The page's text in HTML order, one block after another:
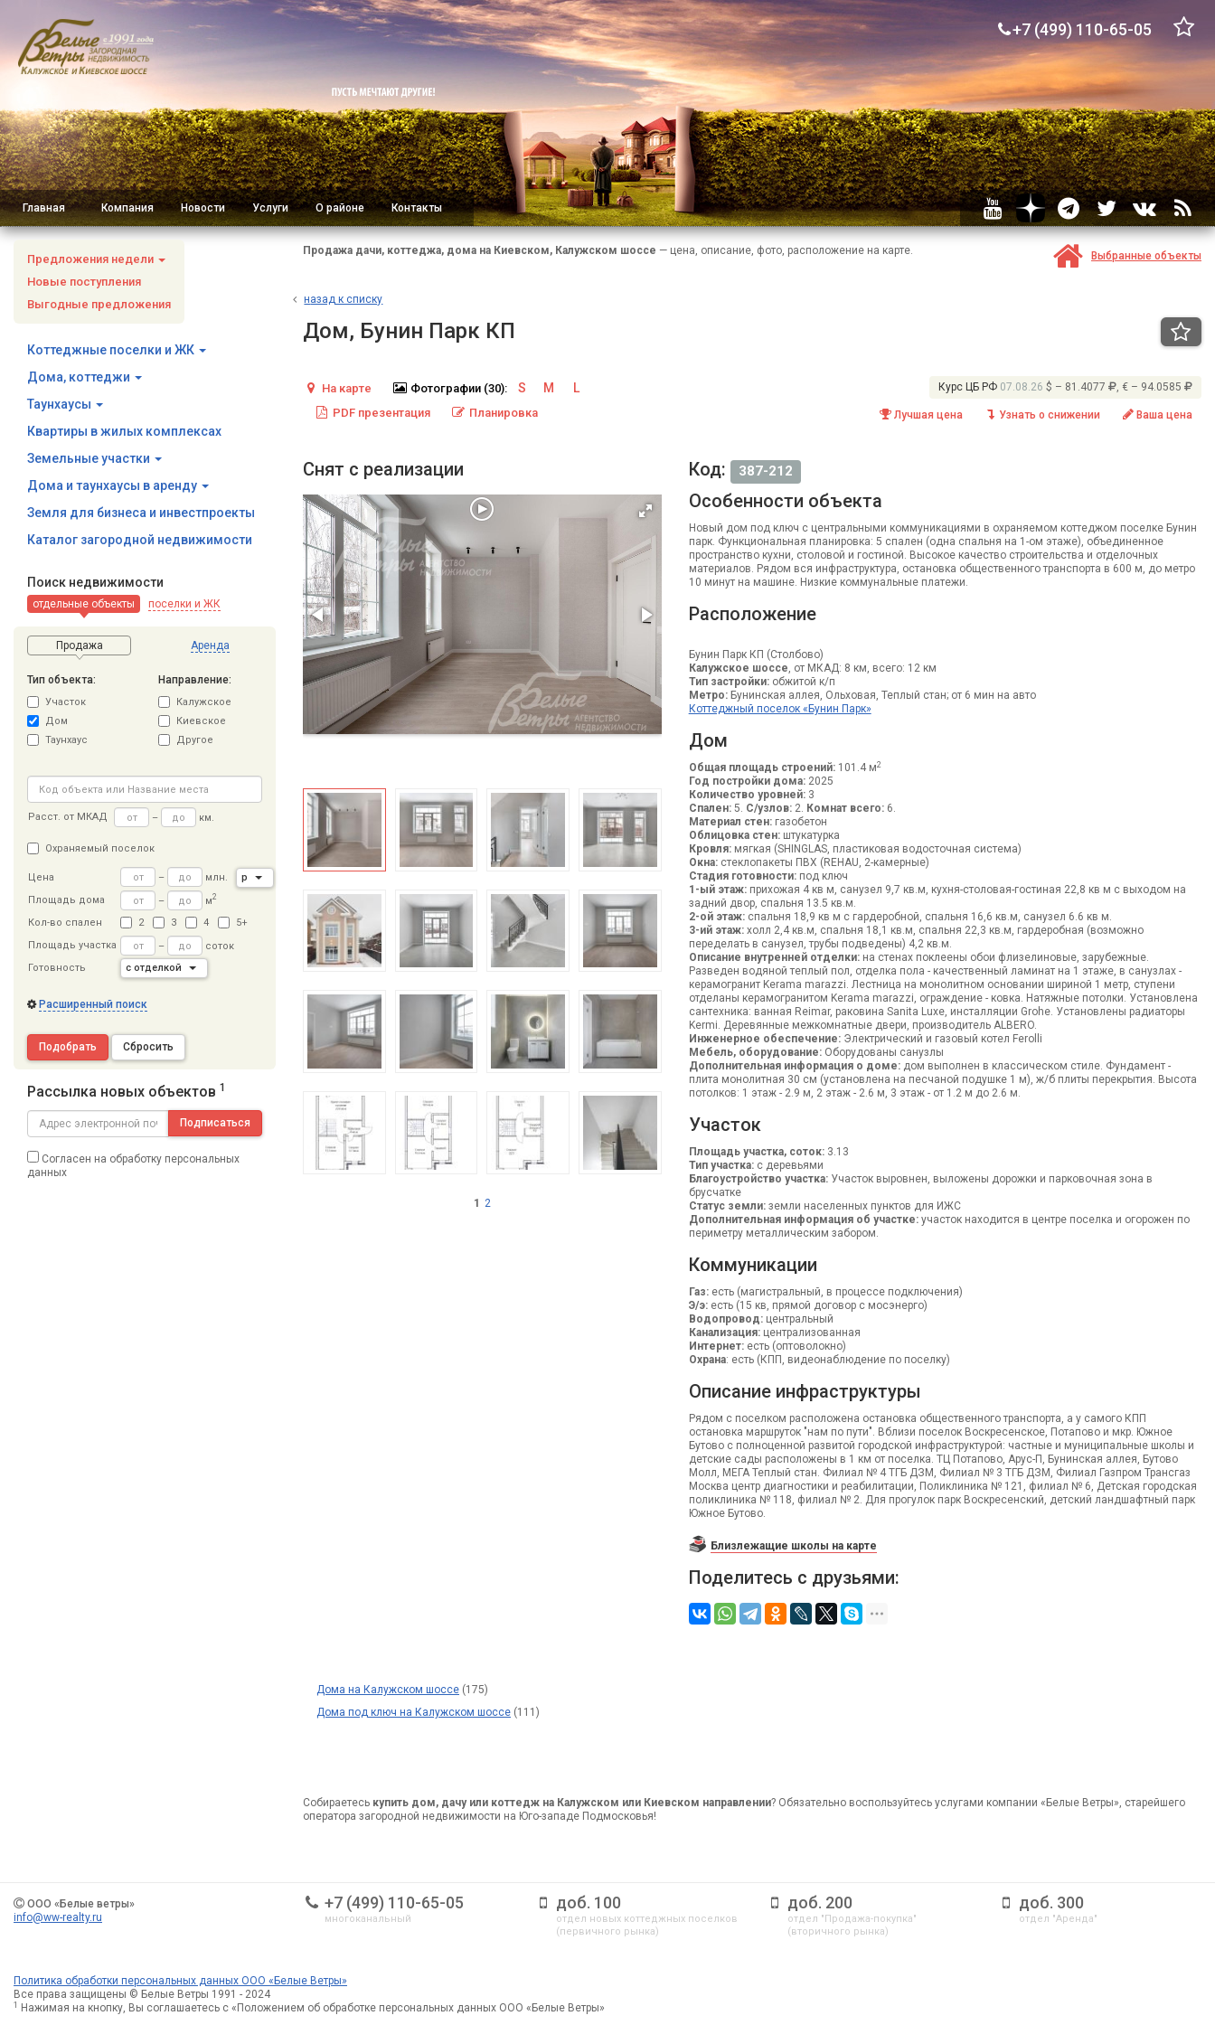
+7 (499) 110-65-05
Главная Компания Новости Услуги О районе Контакты
Предложения недели
Новые поступления
Выгодные предложения
Коттеджные поселки и ЖК
Дома, коттеджи
Таунхаусы
Квартиры в жилых комплексах
Земельные участки
Дома и таунхаусы в аренду
Земля для бизнеса и инвестпроекты
Каталог загородной недвижимости
Поиск недвижимости
отдельные объекты поселки и ЖК
Продажа Аренда
Тип объекта:
Участок
Дом
Таунхаус
Направление:
Калужское
Киевское
Другое
Расст. от МКАД – км.
Охраняемый поселок
Цена – млн.
р
Площадь дома
– м2
Кол-во спален 2 3 4
5+
Площадь участка
–
соток
Готовность
с отделкой
Расширенный поиск
Подобрать Сбросить
Рассылка новых объектов 1
Подписаться
Согласен на обработку персональных
данных
Продажа дачи, коттеджа, дома на Киевском, Калужском шоссе — цена, описание, фото, расположение на карте. Выбранные объекты
назад к списку
Дом, Бунин Парк КП
Курс ЦБ РФ 07.08.26 $ – 81.4077 , € – 94.0585
Лучшая цена Узнать о снижении Ваша цена
На карте Фотографии (30): S M L
PDF презентация Планировка
Снят с реализации
1 2
Код: 387-212
Особенности объекта
Новый дом под ключ с центральными коммуникациями в охраняемом коттеджом поселке Бунин
парк. Функциональная планировка: 5 спален (одна спальня на 1-ом этаже), объединенное
пространство кухни, столовой и гостиной. Высокое качество строительства и отделочных
материалов. Рядом вся инфраструктура, остановка общественного транспорта в 600 м, до метро
10 минут на машине. Низкие коммунальные платежи.
Расположение
Бунин Парк КП (Столбово)
Калужское шоссе, от МКАД: 8 км, всего: 12 км
Тип застройки:обжитой к/п
Метро:Бунинская аллея, Ольховая, Теплый стан; от 6 мин на авто
Коттеджный поселок «Бунин Парк»
Дом
Общая площадь строений:101.4 м2
Год постройки дома:2025
Количество уровней:3
Спален:5. С/узлов:2. Комнат всего:6.
Материал стен:газобетон
Облицовка стен:штукатурка
Кровля:мягкая (SHINGLAS, пластиковая водосточная система)
Окна:стеклопакеты ПВХ (REHAU, 2-камерные)
Стадия готовности:под ключ
1-ый этаж:прихожая 4 кв м, санузел 9,7 кв.м, кухня-столовая-гостиная 22,8 кв м с выходом на
задний двор, спальня 13.5 кв.м.
2-ой этаж:спальня 18,9 кв м с гардеробной, спальня 16,6 кв.м, санузел 6.6 кв м.
3-ий этаж:холл 2,4 кв.м, спальня 18,1 кв.м, спальня 22,3 кв.м, гардеробная (возможно
переделать в санузел, трубы подведены) 4,2 кв.м.
Описание внутренней отделки:на стенах поклеены обои флизелиновые, зарубежные.
Разведен водяной теплый пол, отделка пола - качественный ламинат на 1 этаже, в санузлах -
керамогранит Kerama marazzi. Лестница на монолитном основании шириной 1 метр, ступени
отделаны керамогранитом Kerama marazzi, ограждение - ковка. Натяжные потолки. Установлена
сантехника: ванная Reimar, раковина Sanita Luxe, инсталляции Grohe. Установлены радиаторы
Kermi. Деревянные межкомнатные двери, производитель ALBERO.
Инженерное обеспечение:Электрический и газовый котел Ferolli
Мебель, оборудование:Оборудованы санузлы
Дополнительная информация о доме:дом выполнен в классическом стиле. Фундамент -
плита монолитная 30 см (установлена на песчаной подушке 1 м), ж/б плиты перекрытия. Высота
потолков: 1 этаж - 2.9 м, 2 этаж - 2.6 м, 3 этаж - от 1.2 м до 2.6 м.
Участок
Площадь участка, соток:3.13
Тип участка:с деревьями
Благоустройство участка:Участок выровнен, выложены дорожки и парковочная зона в
брусчатке
Статус земли:земли населенных пунктов для ИЖС
Дополнительная информация об участке:участок находится в центре поселка и огорожен по
периметру металлическим забором.
Коммуникации
Газ:есть (магистральный, в процессе подключения)
Э/э:есть (15 кв, прямой договор с мосэнерго)
Водопровод:центральный
Канализация:централизованная
Интернет:есть (оптоволокно)
Охрана: есть (КПП, видеонаблюдение по поселку)
Описание инфраструктуры
Рядом с поселком расположена остановка общественного транспорта, а у самого КПП
остановка маршруток "нам по пути". Вблизи поселок Воскресенское, Потапово и мкр. Южное
Бутово с полноценной развитой городской инфраструктурой: частные и муниципальные школы и
детские сады расположены в 1 км от поселка. ТЦ Потапово, Арус-П, Бунинская аллея, Бутово
Молл, МЕГА Теплый стан. Филиал № 4 ТГБ ДЗМ, Филиал № 3 ТГБ ДЗМ, Филиал Газпром Трансгаз
Москва центр диагностики и реабилитации, Поликлиника № 121, филиал № 6, Детская городская
поликлиника № 118, филиал № 2. Для прогулок парк Воскресенский, детский ландшафтный парк
Южное Бутово.
Близлежащие школы на карте
Поделитесь с друзьями:
Дома на Калужском шоссе (175)
Дома под ключ на Калужском шоссе (111)
Собираетесь купить дом, дачу или коттедж на Калужском или Киевском направлении? Обязательно воспользуйтесь услугами компании «Белые Ветры», старейшего
оператора загородной недвижимости на Юго-западе Подмосковья!
ООО «Белые ветры»
info@ww-realty.ru
+7 (499) 110-65-05
многоканальный
доб. 100
отдел новых коттеджных поселков
(первичного рынка)
доб. 200
отдел "Продажа-покупка"
(вторичного рынка)
доб. 300
отдел "Аренда"
Политика обработки персональных данных ООО «Белые Ветры»
Все права защищены © Белые Ветры 1991 - 2024
1 Нажимая на кнопку, Вы соглашаетесь с «Положением об обработке персональных данных ООО «Белые Ветры»